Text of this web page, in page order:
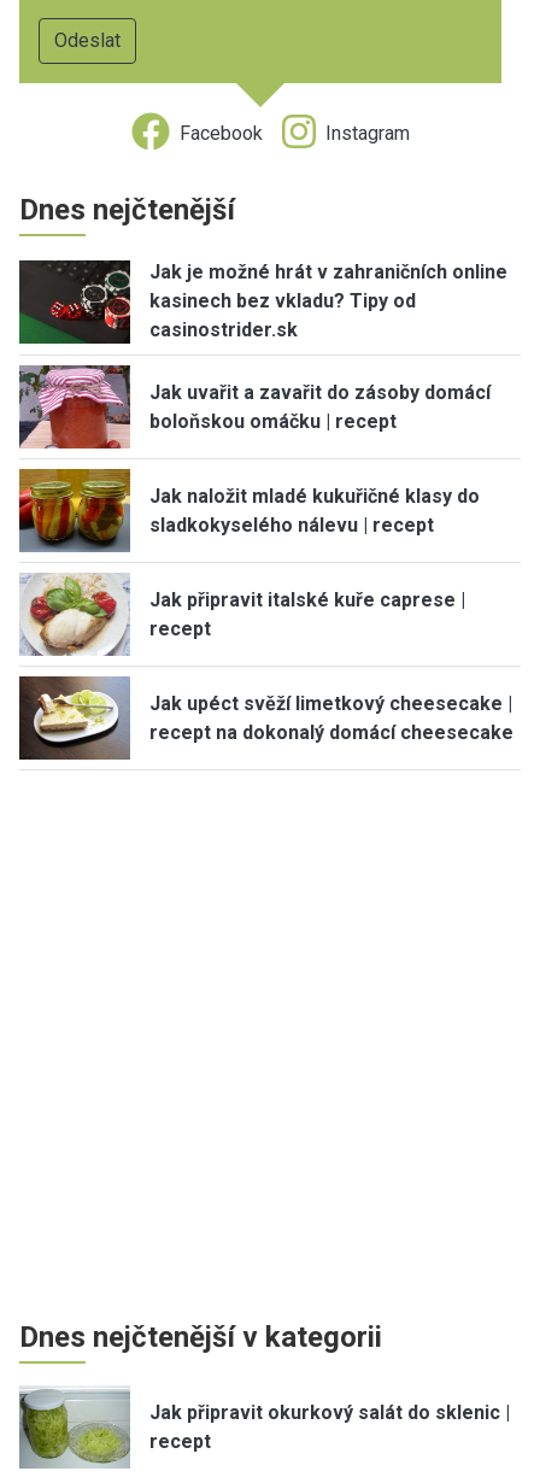
Facebook Instagram
Dnes nejčtenější
Jak je možné hrát v zahraničních online
kasinech bez vkladu? Tipy od
casinostrider.sk
Jak uvařit a zavařit do zásoby domácí
boloňskou omáčku | recept
Jak naložit mladé kukuřičné klasy do
sladkokyselého nálevu | recept
Jak připravit italské kuře caprese |
recept
Jak upéct svěží limetkový cheesecake |
recept na dokonalý domácí cheesecake
Dnes nejčtenější v kategorii
Jak připravit okurkový salát do sklenic |
recept